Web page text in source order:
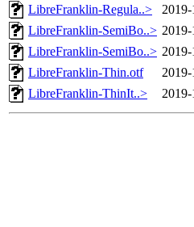
LibreFranklin-Regula..>
LibreFranklin-SemiBo..>
LibreFranklin-SemiBo..>
LibreFranklin-Thin.otf
LibreFranklin-ThinIt..>